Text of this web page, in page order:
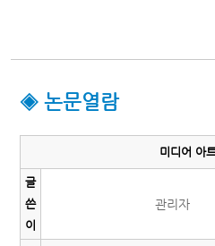
◈ 논문열람
미디어 아
글
쓴
이
관리자